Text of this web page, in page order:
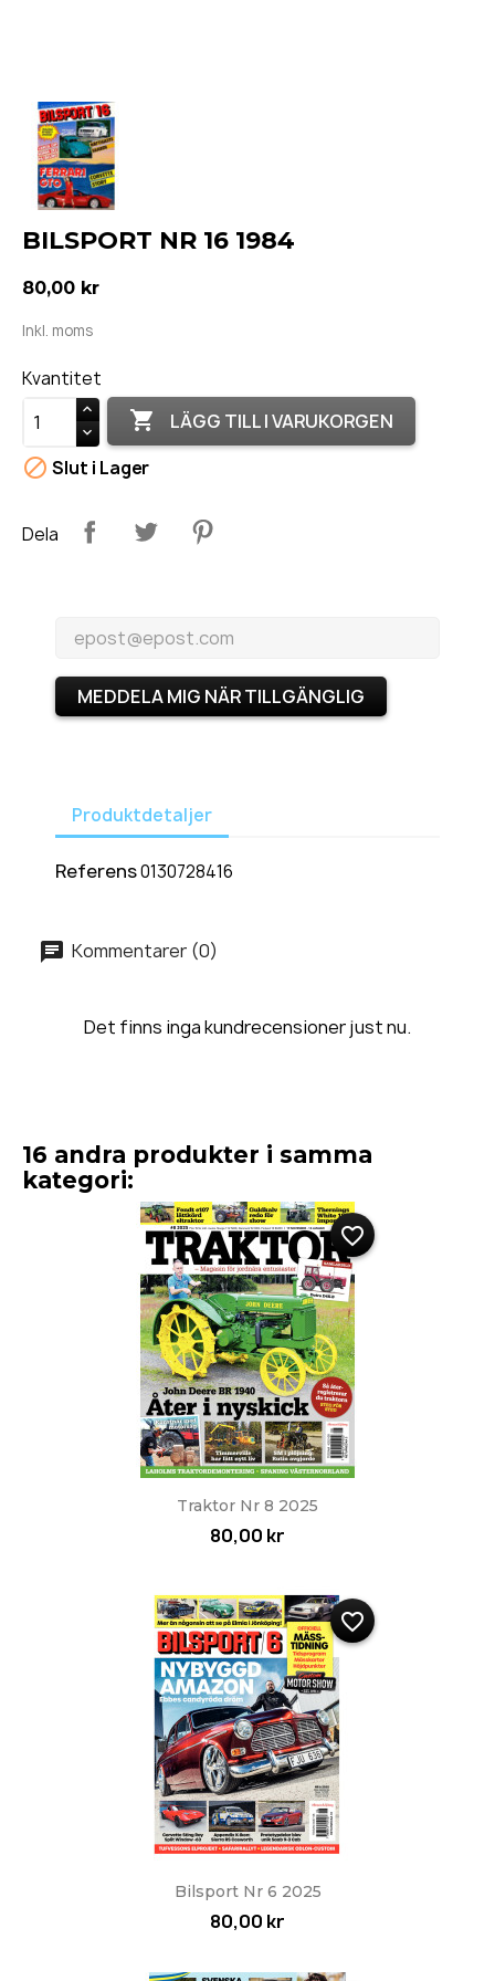
BILSPORT NR 16 1984
80,00 kr
Inkl. moms
Kvantitet
 LÄGG TILL I VARUKORGEN
 Slut i Lager
Dela
MEDDELA MIG NÄR TILLGÄNGLIG
Produktdetaljer
Referens0130728416
Kommentarer (0)
Det finns inga kundrecensioner just nu.
16 andra produkter i samma
kategori:
Traktor Nr 8 2025
80,00 kr
favorite_border
Bilsport Nr 6 2025
80,00 kr
favorite_border